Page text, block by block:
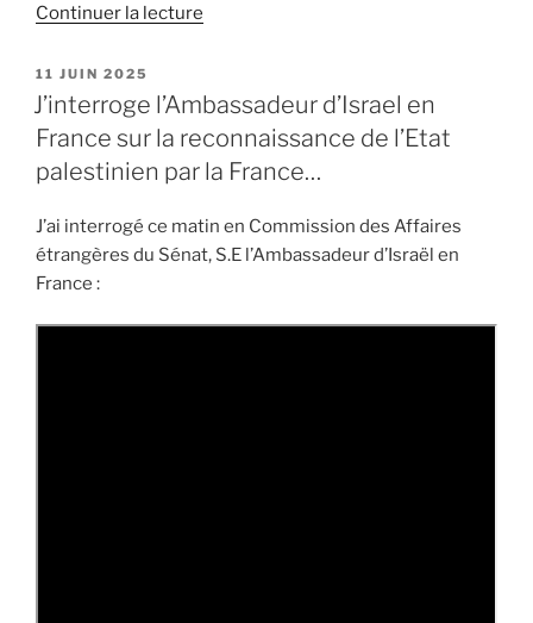
Continuer la lecture
reconnaissance
Palestine
J’interroge
le
PUBLIÉ
LE
11 JUIN 2025
J’interroge l’Ambassadeur d’Israel en
France sur la reconnaissance de l’Etat
palestinien par la France…
J’ai interrogé ce matin en Commission des Affaires
étrangères du Sénat, S.E l’Ambassadeur d’Israël en
France :